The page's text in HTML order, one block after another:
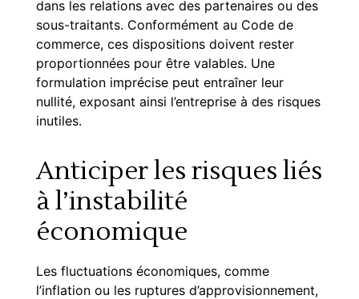
dans les relations avec des partenaires ou des
sous-traitants. Conformément au Code de
commerce, ces dispositions doivent rester
proportionnées pour être valables. Une
formulation imprécise peut entraîner leur
nullité, exposant ainsi l’entreprise à des risques
inutiles.
Anticiper les risques liés
à l’instabilité
économique
Les fluctuations économiques, comme
l’inflation ou les ruptures d’approvisionnement,